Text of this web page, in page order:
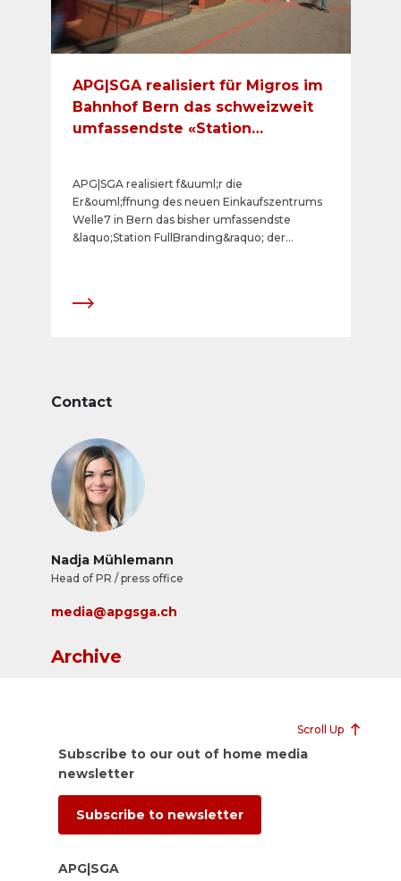
APG|SGA realisiert für Migros im
Bahnhof Bern das schweizweit
umfassendste «Station
APG|SGA realisiert f&uuml;r die
Er&ouml;ffnung des neuen Einkaufszentrums
Welle7 in Bern das bisher umfassendste
&laquo;Station FullBranding&raquo; der
Woche auf s&auml;mtlichen am Hauptbahnhof
&uuml;berrascht mit einer 3D-
Vernetzung von verschiedenen analogen und
digitalen Out of Home Medien grossen Impact
und einzigartige Werbewirkung erzielen kann.
Contact
Nadja Mühlemann
Head of PR / press office
media@apgsga.ch
Archive
Scroll Up
Subscribe to our out of home media
newsletter
Subscribe to newsletter
APG|SGA